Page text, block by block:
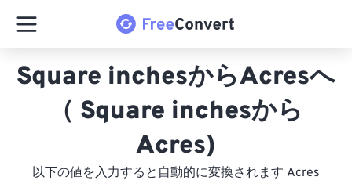
Square inchesからAcresへ
（ Square inchesから
Acres)
以下の値を入力すると自動的に変換されます Acres